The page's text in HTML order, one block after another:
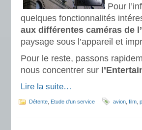
Pour
quelques fonctionnalités
aux différentes caméras de
paysage sous l’appareil et
Pour le reste, passons
nous concentrer sur
Lire la suite…
Détente Etude d'un service avion film